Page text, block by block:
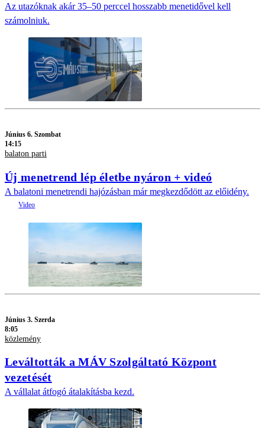
Az utazóknak akár 35–50 perccel hosszabb menetidővel kell
számolniuk.
Június 6. Szombat
14:15
balaton parti
Új menetrend lép életbe nyáron + videó
A balatoni menetrendi hajózásban már megkezdődött az előidény.
Június 3. Szerda
8:05
közlemény
Leváltották a MÁV Szolgáltató Központ
vezetését
A vállalat átfogó átalakításba kezd.